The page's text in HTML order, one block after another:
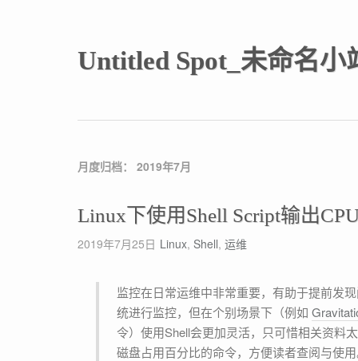
Untitled Spot_未命名小
月度归档： 2019年7月
Linux下使用Shell Script输出
2019年7月25日 Linux, Shell, 运维
监控在日常运维中非常重要，有助于提前发现问题，并及时进行系统优化。通常我们会使用第三方工具来对系
统进行监控，但在个别场景下（例如
令）使用Shell会更加灵活，只可惜相关资料
磁盘占用百分比的命令，方便读者查阅与使用